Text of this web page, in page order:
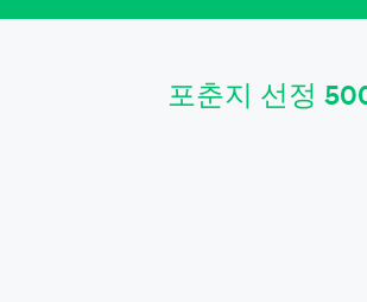
포춘지 선정